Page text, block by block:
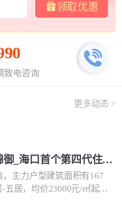
领取优惠
致电咨询
更多动态 >
佳元江畔锦御_海口首个第四代住宅-揽江大平层，均价23000元/㎡起
，主力户型建筑面积有167
-五居，均价23000元/㎡起，